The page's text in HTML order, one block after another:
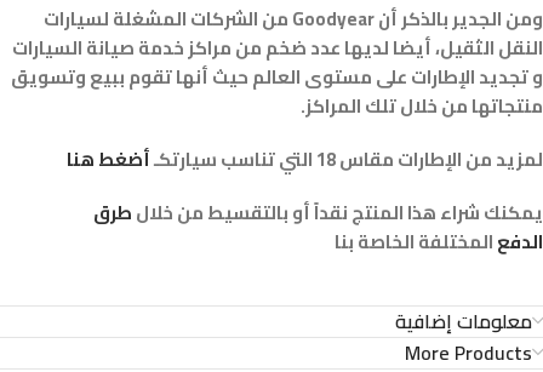
ومن الجدير بالذكر أن Goodyear من الشركات المشغلة لسيارات
النقل الثقيل، أيضا لديها عدد ضخم من مراكز خدمة صيانة السيارات
و تجديد الإطارات على مستوى العالم حيث أنها تقوم ببيع وتسويق
منتجاتها من خلال تلك المراكز.
لمزيد من الإطارات مقاس 18 التي تناسب سيارتكـ
أضغط هنا
يمكنك شراء هذا المنتج نقداً أو بالتقسيط من خلالطرق
الدفعالمختلفة الخاصة بنا
معلومات إضافية
More Products